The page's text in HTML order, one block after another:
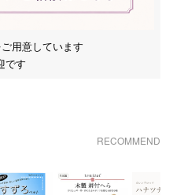
用意しています
です
RECOMMEND